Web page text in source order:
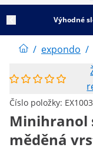
Výhodné
/ expondo /
Číslo položky:
Minihranol
měděná